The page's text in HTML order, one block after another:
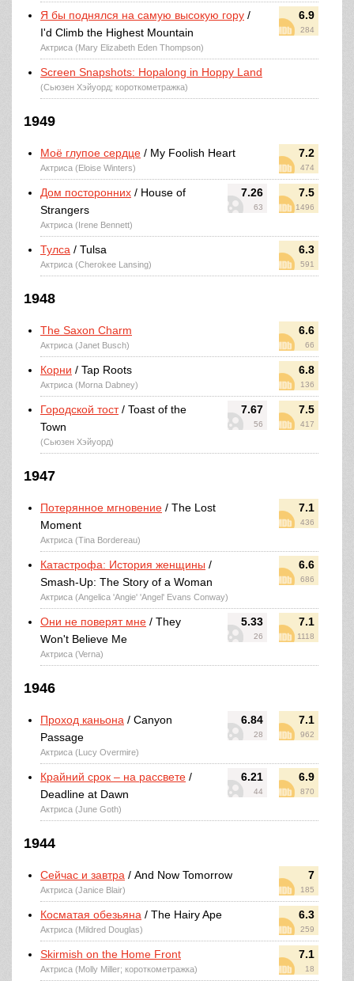
6.9
284
Я бы поднялся на самую высокую гору /
I'd Climb the Highest Mountain
Актриса (Mary Elizabeth Eden Thompson)
Screen Snapshots: Hopalong in Hoppy Land
(Сьюзен Хэйуорд; короткометражка)
1949
7.2
474
Моё глупое сердце / My Foolish Heart
Актриса (Eloise Winters)
7.26
63
7.5
1496
Дом посторонних / House of
Strangers
Актриса (Irene Bennett)
6.3
591
Тулса / Tulsa
Актриса (Cherokee Lansing)
1948
6.6
66
The Saxon Charm
Актриса (Janet Busch)
6.8
136
Корни / Tap Roots
Актриса (Morna Dabney)
7.67
56
7.5
417
Городской тост/ Toast of the
Town
(Сьюзен Хэйуорд)
1947
7.1
436
Потерянное мгновение / The Lost
Moment
Актриса (Tina Bordereau)
6.6
686
Катастрофа: История женщины /
Smash-Up: The Story of a Woman
Актриса (Angelica 'Angie' 'Angel' Evans Conway)
5.33
26
7.1
1118
Они не поверят мне / They
Won't Believe Me
Актриса (Verna)
1946
6.84
28
7.1
962
Проход каньона / Canyon
Passage
Актриса (Lucy Overmire)
6.21
44
6.9
870
Крайний срок – на рассвете /
Deadline at Dawn
Актриса (June Goth)
1944
7
185
Сейчас и завтра / And Now Tomorrow
Актриса (Janice Blair)
6.3
259
Косматая обезьяна / The Hairy Ape
Актриса (Mildred Douglas)
7.1
18
Skirmish on the Home Front
Актриса (Molly Miller; короткометражка)